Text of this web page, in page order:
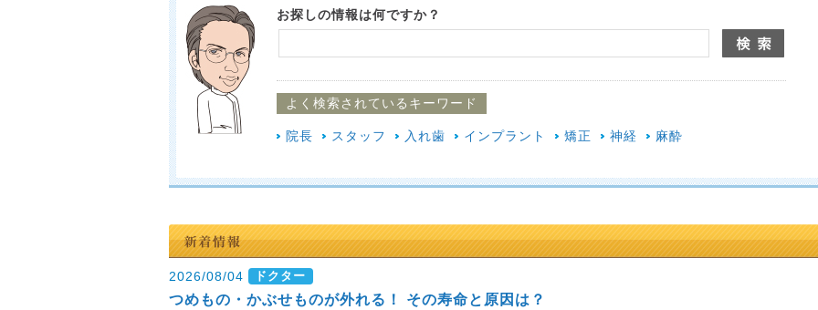
お探しの情報は何ですか？
よく検索されているキーワード
院長 スタッフ 入れ歯 インプラント 矯正 神経 麻酔
2026/08/04 ドクター
つめもの・かぶせものが外れる！ その寿命と原因は？